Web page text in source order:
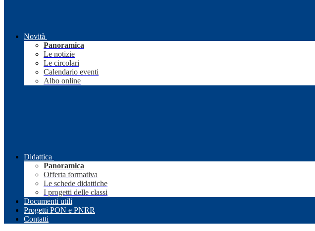
Novità
Panoramica
Le notizie
Le circolari
Calendario eventi
Albo online
Didattica
Panoramica
Offerta formativa
Le schede didattiche
I progetti delle classi
Documenti utili
Progetti PON e PNRR
Contatti